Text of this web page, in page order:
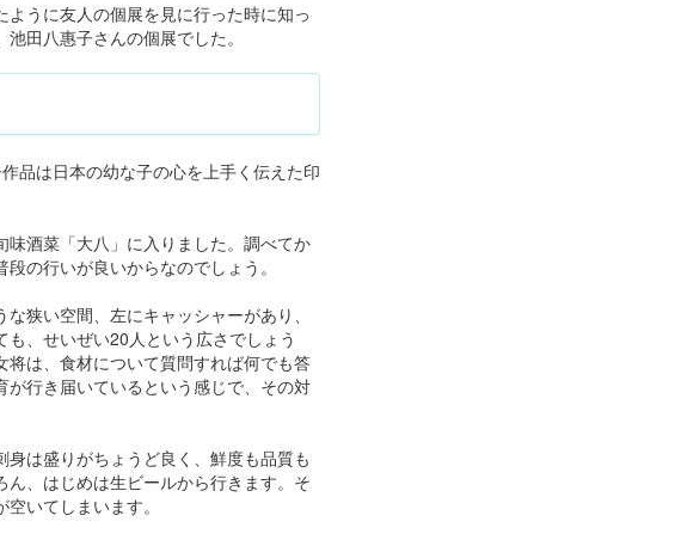
うに友人の個展を見に行った時に知っ
田八惠子さんの個展でした。
品は日本の幼な子の心を上手く伝えた印
酒菜「大八」に入りました。調べてか
の行いが良いからなのでしょう。
狭い空間、左にキャッシャーがあり、
、せいぜい20人という広さでしょう
は、食材について質問すれば何でも答
行き届いているという感じで、その対
は盛りがちょうど良く、鮮度も品質も
、はじめは生ビールから行きます。そ
いてしまいます。